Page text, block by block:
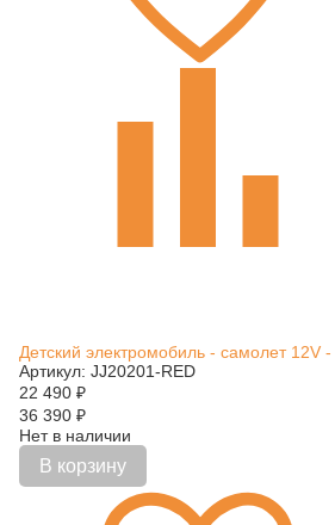
Детский электромобиль - самолет 12V
Артикул: JJ20201-RED
22 490 ₽
36 390 ₽
Нет в наличии
В корзину